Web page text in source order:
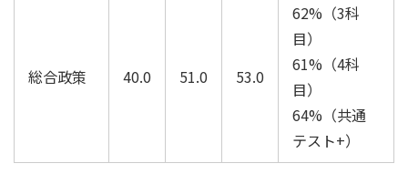
総合政策 40.0 51.0 53.0
62%（3科
目）
61%（4科
目）
64%（共通
テスト+）